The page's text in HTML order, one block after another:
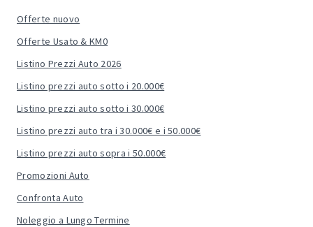
Offerte nuovo
Offerte Usato & KM0
Listino Prezzi Auto 2026
Listino prezzi auto sotto i 20.000€
Listino prezzi auto sotto i 30.000€
Listino prezzi auto tra i 30.000€ e i 50.000€
Listino prezzi auto sopra i 50.000€
Promozioni Auto
Confronta Auto
Noleggio a Lungo Termine